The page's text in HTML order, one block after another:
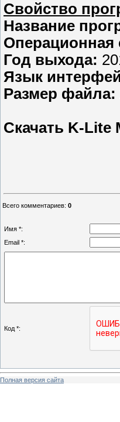
Свойство
Название
Операционная
Год выхода:
Язык
Размер файла:
Скачать K-Lite
Всего комментариев: 0
Имя *:
Email *:
Код *:
Полная версия сайта